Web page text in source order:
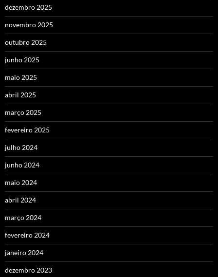
dezembro 2025
novembro 2025
outubro 2025
junho 2025
maio 2025
abril 2025
março 2025
fevereiro 2025
julho 2024
junho 2024
maio 2024
abril 2024
março 2024
fevereiro 2024
janeiro 2024
dezembro 2023